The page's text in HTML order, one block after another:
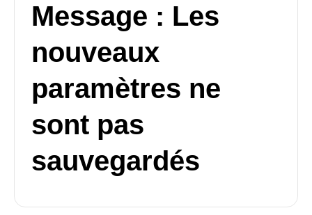
Message : Les
nouveaux
paramètres ne
sont pas
sauvegardés